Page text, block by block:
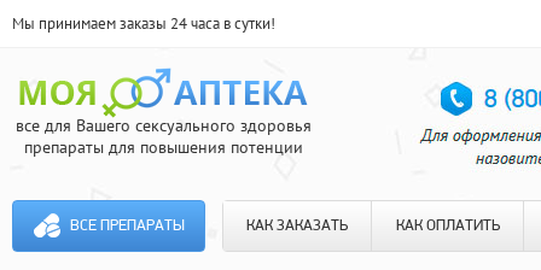
Мы принимаем заказы 24 часа в сутки!
все для Вашего сексуального здоровья
препараты для повышения потенции
ВСЕ ПРЕПАРАТЫ КАК ЗАКАЗАТЬ КАК ОПЛАТИТЬ